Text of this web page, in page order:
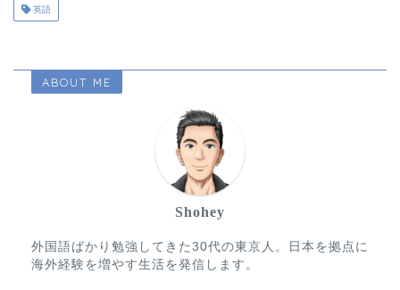
英語
ABOUT ME
Shohey
外国語ばかり勉強してきた30代の東京人。日本を拠点に
海外経験を増やす生活を発信します。